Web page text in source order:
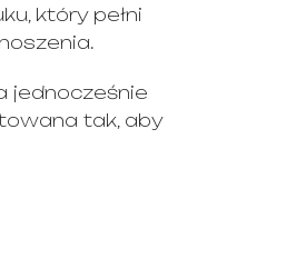
który pełni
jednocześnie
tak, aby